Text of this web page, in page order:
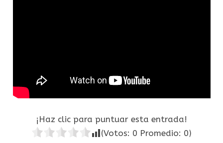
¡Haz clic para puntuar esta entrada!
(Votos: 0 Promedio: 0)